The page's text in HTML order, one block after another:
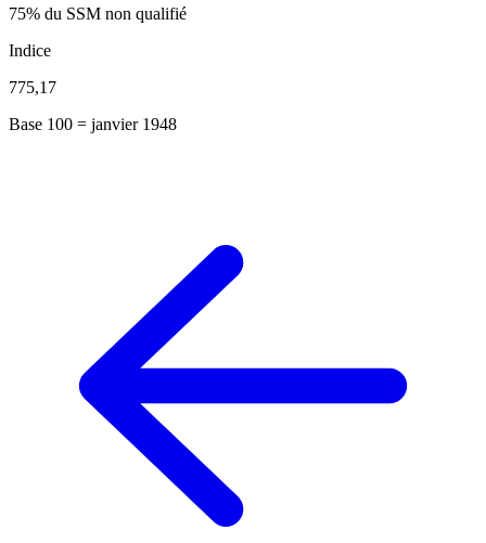
75% du SSM non qualifié
Indice
775,17
Base 100 = janvier 1948